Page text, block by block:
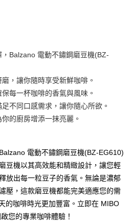
彰化商業銀行
兆豐國際商業銀行
台中商業銀行
華泰商業銀行
遠東國際商業銀行
永豐商業銀行
上)免運費
Balzano 電動不鏽鋼磨豆機(BZ-
，讓你隨時享受新鮮咖啡。
每一杯咖啡的香氣與風味。
不同口感需求，讓你隨心所欲。
的廚房增添一抹亮麗。
電動不鏽鋼磨豆機(BZ-EG610)
豆機以其高效能和精緻設計，讓您輕
放出每一粒豆子的香氣。無論是濃郁
壓，這款磨豆機都能完美適應您的需
的咖啡時光更加豐富。立即在 MIBO
您的專業咖啡體驗！